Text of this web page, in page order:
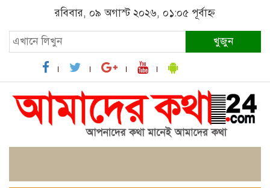
রবিবার, ০৯ অগাস্ট ২০২৬, ০১:০৫ পূর্বাহ্ন
খুজুন